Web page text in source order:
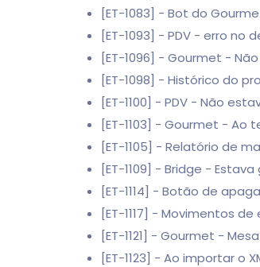
[ET-1083] - Bot do
[ET-1093] - PDV - erro no
[ET-1096] - Gourmet -
[ET-1098] - Histórico do
[ET-1100] - PDV - Não
[ET-1103] - Gourmet -
[ET-1105] - Relatório de
[ET-1109] - Bridge -
[ET-1114] - Botão de
[ET-1117] - Movimentos
[ET-1121] - Gourmet -
[ET-1123] - Ao importar o